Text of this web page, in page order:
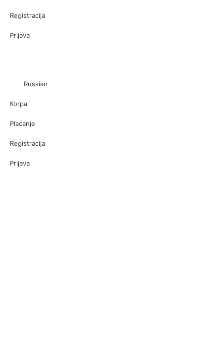
Registracija
Prijava
Russian
Korpa
Plaćanje
Registracija
Prijava